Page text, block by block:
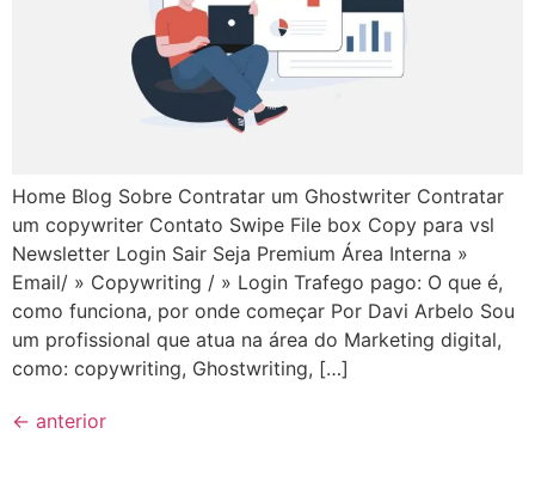
Home Blog Sobre Contratar um Ghostwriter Contratar
um copywriter Contato Swipe File box Copy para vsl
Newsletter Login Sair Seja Premium Área Interna »
Email/ » Copywriting / » Login Trafego pago: O que é,
como funciona, por onde começar Por Davi Arbelo Sou
um profissional que atua na área do Marketing digital,
como: copywriting, Ghostwriting, […]
← anterior